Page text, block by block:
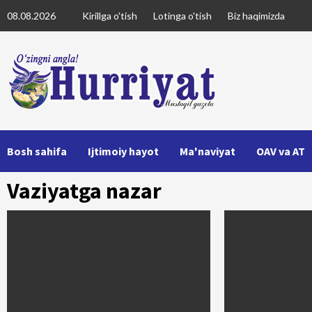
to
08.08.2026 Kirillga o'tish Lotinga o'tish Biz haqimizda
Bosh sahifa Ijtimoiy hayot Ma'naviyat OAV va AT
Vaziyatga nazar